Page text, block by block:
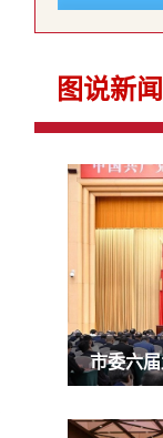
图说新闻